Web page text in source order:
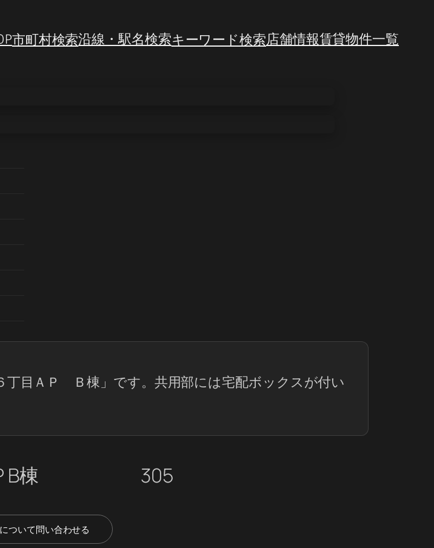
市町村検索沿線・駅名検索キーワード検索店舗情報賃貸物件一覧
丁目ＡＰ Ｂ棟」です。共用部には宅配ボックスが付い
B棟 305
ついて問い合わせる